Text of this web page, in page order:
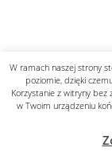
W ramach naszej strony
poziomie, dzięki
Korzystanie z witryny bez
w Twoim urządzeniu